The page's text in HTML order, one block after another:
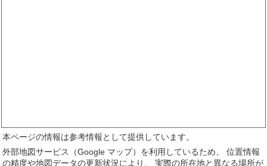
本ページの情報は参考情報として提供しています。
外部地図サービス（Google マップ）を利用しているため、 位置情報
の精度や地図データの更新状況により、 実際の所在地と異なる場所が